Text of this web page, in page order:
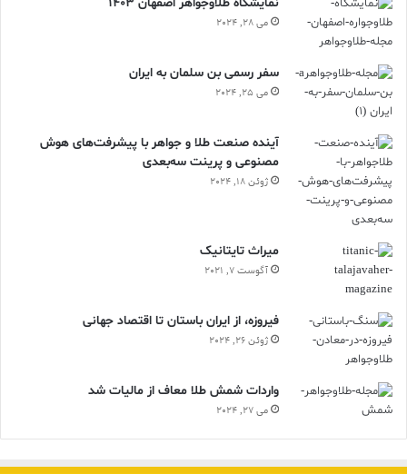
می 28, 2024
سفر رسمی بن سلمان به ایران
می 25, 2024
آینده صنعت طلا و جواهر با پیشرفت‌های هوش
مصنوعی و پرینت سه‌بعدی
ژوئن 18, 2024
ميراث تايتانيک
آگوست 7, 2021
فیروزه، از ایران باستان تا اقتصاد جهانی
ژوئن 26, 2024
واردات شمش طلا معاف از مالیات شد
می 27, 2024